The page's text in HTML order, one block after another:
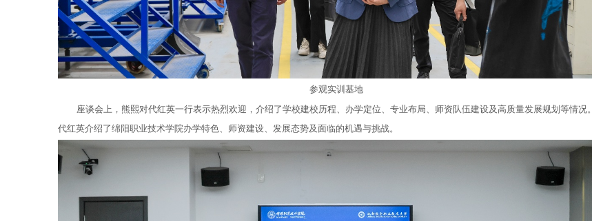
参观实训基地
座谈会上，熊熙对代红英一行表示热烈欢迎，介绍了学校建校历程、办学定位、专业布局、师资队伍建设及高质量发展规划等情况。
代红英介绍了绵阳职业技术学院办学特色、师资建设、发展态势及面临的机遇与挑战。